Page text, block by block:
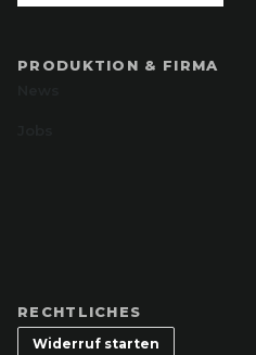
PRODUKTION & FIRMA
RECHTLICHES
Widerruf starten